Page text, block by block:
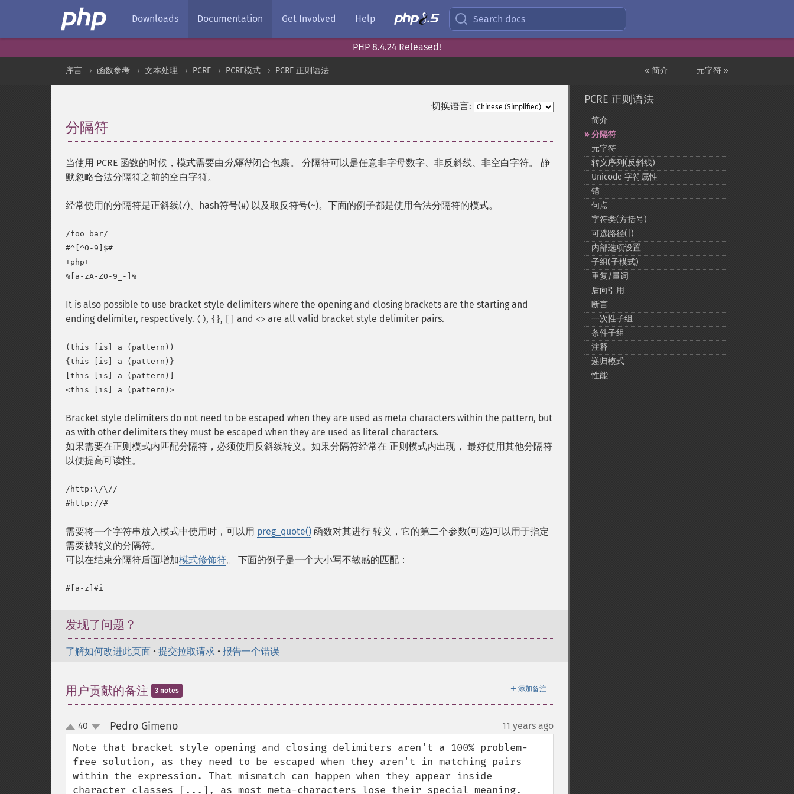
Downloads Documentation Get Involved Help Search docs
PHP 8.4.24 Released!
元字符 »
« 简介
序言 函数参考 文本处理 PCRE PCRE模式 PCRE 正则语法
切换语言:
分隔符
当使用 PCRE 函数的时候，模式需要由分隔符闭合包裹。 分隔符可以是任意非字母数字、非反斜线、非空白字符。 静
默忽略合法分隔符之前的空白字符。
经常使用的分隔符是正斜线(/)、hash符号(#) 以及取反符号(~)。下面的例子都是使用合法分隔符的模式。
/foo bar/
#^[^0-9]$#
+php+
It is also possible to use bracket style delimiters where the opening and closing brackets are the starting and
ending delimiter, respectively. (), {}, and <> are all valid bracket style delimiter pairs.
(this [is] a (pattern))
{this [is] a (pattern)}
[this [is] a (pattern)]
Bracket style delimiters do not need to be escaped when they are used as meta characters within the pattern, but
as with other delimiters they must be escaped when they are used as literal characters.
如果需要在正则模式内匹配分隔符，必须使用反斜线转义。如果分隔符经常在 正则模式内出现， 最好使用其他分隔符
以便提高可读性。
/http:\/\//
需要将一个字符串放入模式中使用时，可以用 preg_quote() 函数对其进行 转义，它的第二个参数(可选)可以用于指定
需要被转义的分隔符。
可以在结束分隔符后面增加模式修饰符。 下面的例子是一个大小写不敏感的匹配：
发现了问题？
了解如何改进此页面 • 提交拉取请求 • 报告一个错误
＋ 添加备注
用户贡献的备注 3 notes
up
down
40 Pedro Gimeno¶ 11 years ago
Note that bracket style opening and closing delimiters aren't a 100% problem-
free solution, as they need to be escaped when they aren't in matching pairs
within the expression. That mismatch can happen when they appear inside
character classes [...], as most meta-characters lose their special meaning.
PCRE 正则语法
简介
分隔符
元字符
转义序列(反斜线)
Unicode 字符属性
锚
句点
字符类(方括号)
可选路径(|)
内部选项设置
子组(子模式)
重复/量词
后向引用
断言
一次性子组
条件子组
注释
递归模式
性能